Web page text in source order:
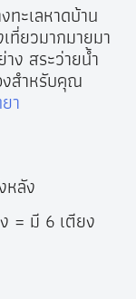
ะเลหาดบ้าน
ที่ยวมากมายมา
ง สระว่ายน้ำ
งสำหรับคุณ
า
หลัง
= มี 6 เตียง